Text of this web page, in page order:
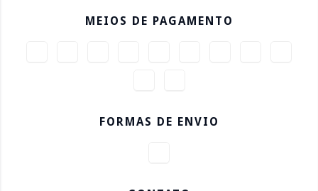
MEIOS DE PAGAMENTO
FORMAS DE ENVIO